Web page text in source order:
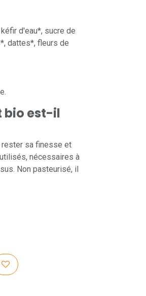
d'eau*, sucre de
dattes*, fleurs de
bio est-il
rester sa finesse et
nécessaires à
Non pasteurisé, il